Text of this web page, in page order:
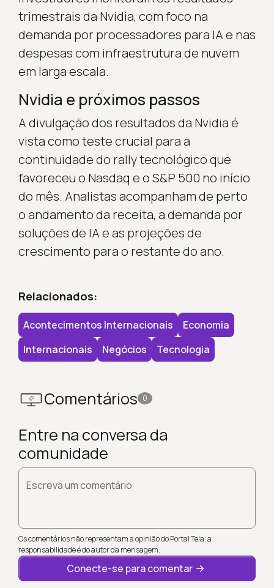
trimestrais da Nvidia, com foco na
demanda por processadores para IA e nas
despesas com infraestrutura de nuvem
em larga escala.
Nvidia e próximos passos
A divulgação dos resultados da Nvidia é
vista como teste crucial para a
continuidade do rally tecnológico que
favoreceu o Nasdaq e o S&P 500 no início
do mês. Analistas acompanham de perto
o andamento da receita, a demanda por
soluções de IA e as projeções de
crescimento para o restante do ano.
Relacionados:
Acontecimentos Internacionais
Economia
Internacionais
Negócios Tecnologia
Comentários 0
Entre na conversa da
comunidade
Escreva um comentário
Os comentários não representam a opinião do Portal Tela; a
responsabilidade é do autor da mensagem.
Conecte-se para comentar